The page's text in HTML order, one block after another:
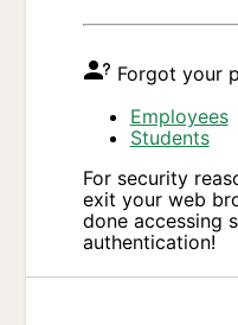
Forgot your
Employees
Students
For security
exit your web
done accessing
authentication!